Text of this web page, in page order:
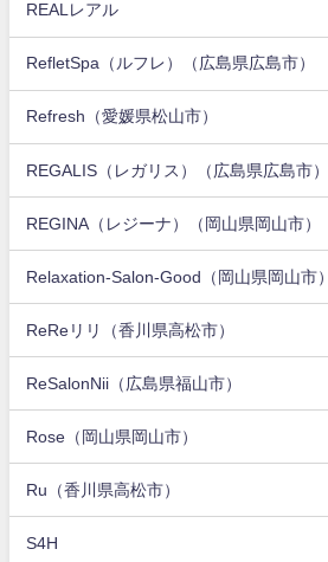
REALレアル
RefletSpa（ルフレ）（広島県広島市）
Refresh（愛媛県松山市）
REGALIS（レガリス）（広島県広島市）
REGINA（レジーナ）（岡山県岡山市）
Relaxation-Salon-Good（岡山県岡山市）
ReReリリ（香川県高松市）
ReSalonNii（広島県福山市）
Rose（岡山県岡山市）
Ru（香川県高松市）
S4H